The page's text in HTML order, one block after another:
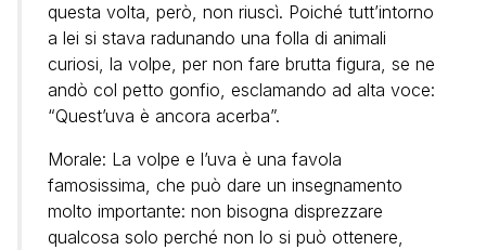
questa volta, però, non riuscì. Poiché tutt’intorno
a lei si stava radunando una folla di animali
curiosi, la volpe, per non fare brutta figura, se ne
andò col petto gonfio, esclamando ad alta voce:
“Quest’uva è ancora acerba”.
Morale: La volpe e l’uva è una favola
famosissima, che può dare un insegnamento
molto importante: non bisogna disprezzare
qualcosa solo perché non lo si può ottenere,